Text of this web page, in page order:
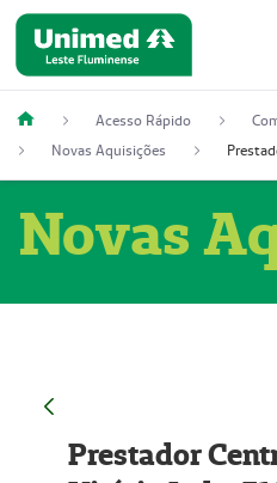
Acesso Rápido
Novas Aquisições
Novas
Prestador